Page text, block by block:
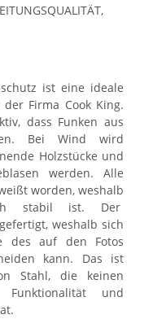
ist eine ideale
Firma Cook King.
dass Funken aus
Bei Wind wird
Holzstücke und
werden. Alle
worden, weshalb
stabil ist. Der
weshalb sich
des auf den Fotos
kann. Das ist
Stahl, die keinen
und